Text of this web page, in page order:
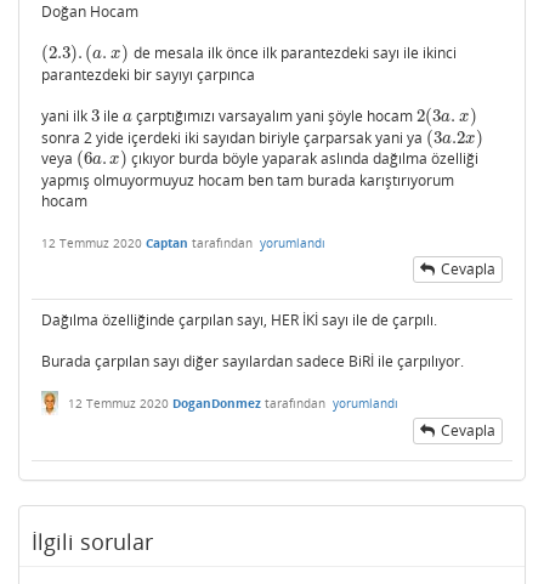
Doğan Hocam
(2.3). (a. x)
(2.3).(a.x)
de mesala ilk önce ilk parantezdeki sayı ile ikinci
parantezdeki bir sayıyı çarpınca
yani ilk3
3 ilea
a çarptığımızı varsayalım yani şöyle hocam2(3a. x)
2(3a.x )
sonra 2 yide içerdeki iki sayıdan biriyle çarparsak yani ya (3a.2x)
(3a.2x)
veya (6a. x)
(6a.x)
çıkıyor burda böyle yaparak aslında dağılma özelliği
yapmış olmuyormuyuz hocam ben tam burada karıştırıyorum
hocam
12 Temmuz 2020 Captan tarafından yorumlandı
Cevapla
Dağılma özelliğinde çarpılan sayı, HER İKİ sayı ile de çarpılı.
Burada çarpılan sayı diğer sayılardan sadece BiRİ ile çarpılıyor.
12 Temmuz 2020 DoganDonmez tarafından yorumlandı
Cevapla
İlgili sorular